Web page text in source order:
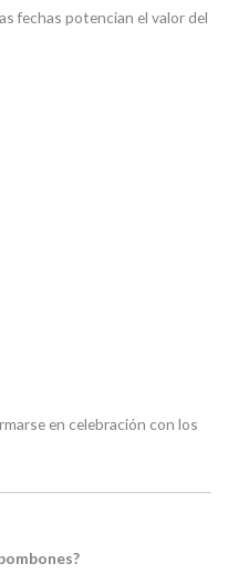
fechas potencian el valor del
en celebración con los